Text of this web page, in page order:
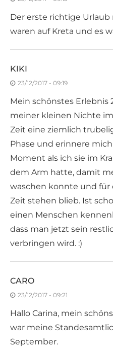
Der erste richtige
waren auf Kreta und es
KIKI
23/12/2017 - 09:19
Mein schönstes Erlebnis
meiner kleinen Nichte
Zeit eine ziemlich
Phase und erinnere
Moment als ich sie im
dem Arm hatte, damit
waschen konnte und
Zeit stehen blieb. Ist
einen Menschen
dass man jetzt sein
verbringen wird. :)
CARO
23/12/2017 - 09:21
Hallo Carina, mein
war meine
September.